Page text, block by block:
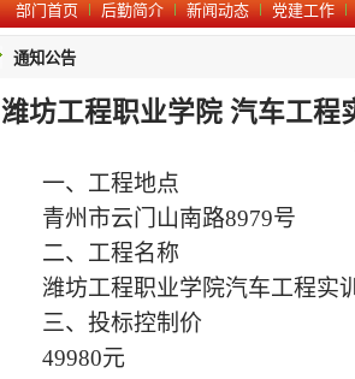
部门首页 后勤简介 新闻动态 党建工作
通知公告
潍坊工程职业学院 汽车工程
一、工程地点
青州市云门山南路8979号
二、工程名称
潍坊工程职业学院汽车工程实
三、投标控制价
49980元